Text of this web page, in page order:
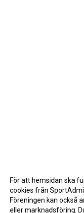
För att hemsidan ska
cookies från
Föreningen kan också
eller marknadsföring.